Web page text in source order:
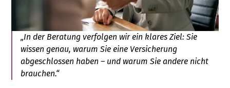
„In der Beratung verfolgen wir ein klares Ziel: Sie
wissen genau, warum Sie eine Versicherung
abgeschlossen haben – und warum Sie andere nicht
brauchen.“